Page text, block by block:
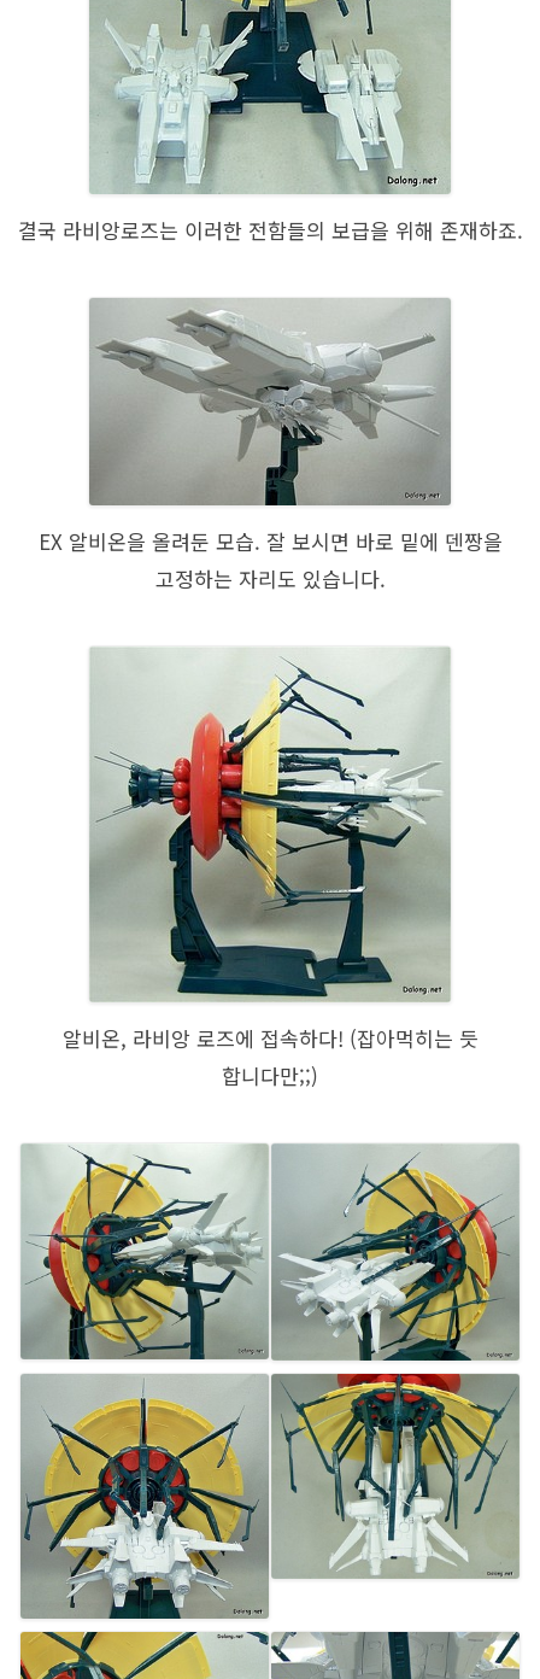
결국 라비앙로즈는 이러한 전함들의 보급을 위해 존재하죠.
EX 알비온을 올려둔 모습. 잘 보시면 바로 밑에 덴짱을
고정하는 자리도 있습니다.
알비온, 라비앙 로즈에 접속하다! (잡아먹히는 듯
합니다만;;)